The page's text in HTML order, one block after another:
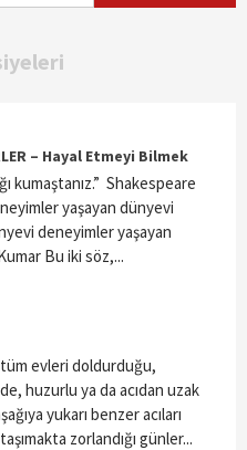
– Hayal Etmeyi Bilmek
kumaştanız.” Shakespeare
yaşayan dünyevi
deneyimler yaşayan
Bu iki söz,...
evleri doldurduğu,
huzurlu ya da acıdan uzak
yukarı benzer acıları
zorlandığı günler...